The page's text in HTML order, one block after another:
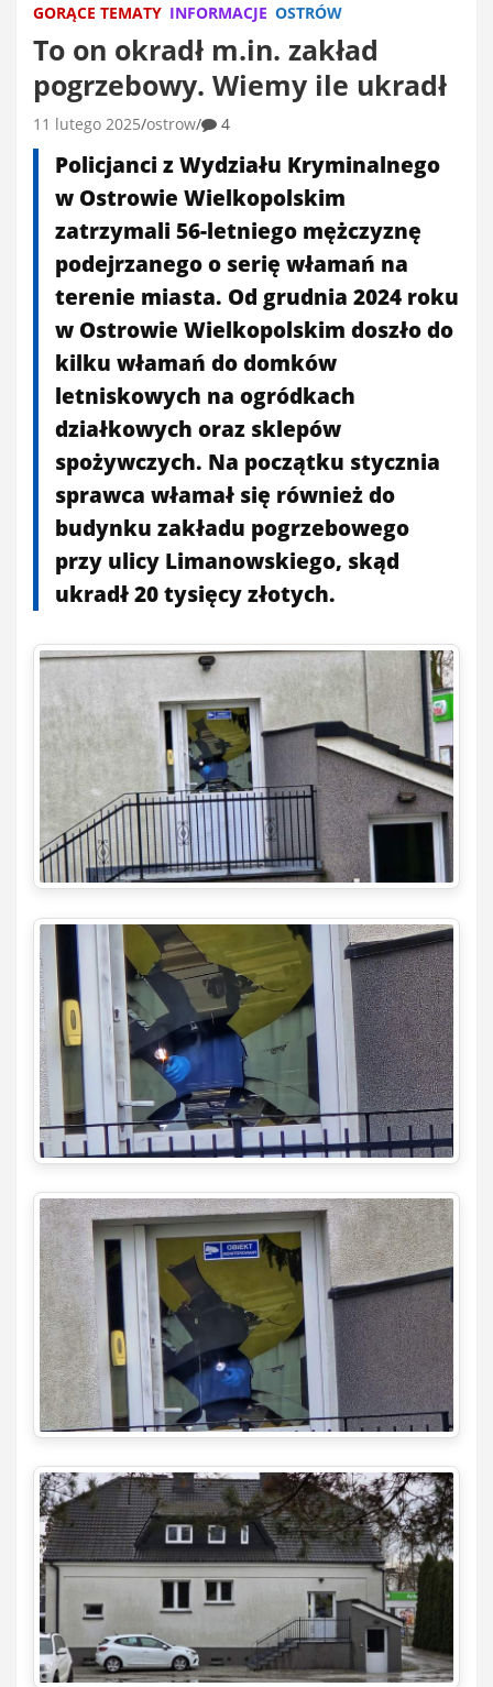
GORĄCE TEMATY INFORMACJE OSTRÓW
To on okradł m.in. zakład
pogrzebowy. Wiemy ile ukradł
11 lutego 2025 ostrow 4
Policjanci z Wydziału Kryminalnego
w Ostrowie Wielkopolskim
zatrzymali 56-letniego mężczyznę
podejrzanego o serię włamań na
terenie miasta. Od grudnia 2024 roku
w Ostrowie Wielkopolskim doszło do
kilku włamań do domków
letniskowych na ogródkach
działkowych oraz sklepów
spożywczych. Na początku stycznia
sprawca włamał się również do
budynku zakładu pogrzebowego
przy ulicy Limanowskiego, skąd
ukradł 20 tysięcy złotych.